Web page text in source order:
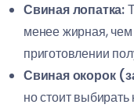
Свиная лопатка:
менее жирная,
приготовлении
Свиная окорок
но стоит